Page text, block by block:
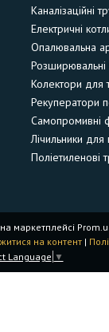
Каналізаційні
Електричні
Опалювальна
Розширювальні
Колектори для
Рекуператори
Самопромивні
Лічильники для
Поліетиленові
маркетплейсі
на контент |
Language ▼